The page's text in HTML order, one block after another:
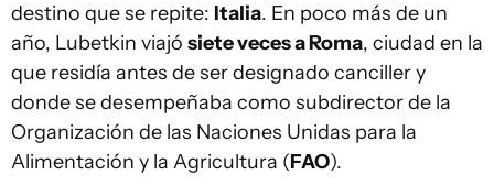
destino que se repite: Italia. En poco más de un
año, Lubetkin viajó siete veces a Roma, ciudad en la
que residía antes de ser designado canciller y
donde se desempeñaba como subdirector de la
Organización de las Naciones Unidas para la
Alimentación y la Agricultura (FAO).